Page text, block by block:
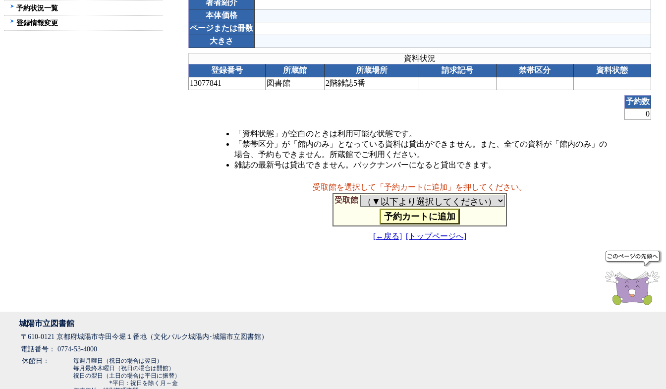
著者紹介
本体価格
ページまたは冊数
大きさ
資料状況
登録番号
所蔵館 所蔵場所 請求記号 禁帯区分
資料状態
13077841
図書館 2階雑誌5番
予約数
0
「資料状態」が空白のときは利用可能な状態です。
「禁帯区分」が「館内のみ」となっている資料は貸出ができません。また、全ての資料が「館内のみ」の
場合、予約もできません。所蔵館でご利用ください。
雑誌の最新号は貸出できません。バックナンバーになると貸出できます。
受取館を選択して「予約カートに追加」を押してください。
受取館
[←戻る] [トップページへ]
予約状況一覧
登録情報変更
城陽市立図書館
〒610-0121 京都府城陽市寺田今堀１番地（文化パルク城陽内･城陽市立図書館）
電話番号： 0774-53-4000
休館日：
毎週月曜日（祝日の場合は翌日）
毎月最終木曜日（祝日の場合は開館）
祝日の翌日（土日の場合は平日に振替）
*平日：祝日を除く月～金